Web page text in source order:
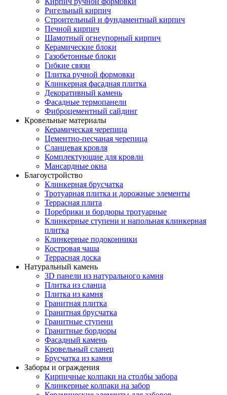
Ригельный кирпич
Строительный и фундаментный кирпич
Печной кирпич
Шамотный огнеупорный кирпич
Керамические блоки
Газобетонные блоки
Гибкие связи
Плитка ручной формовки
Клинкерная фасадная плитка
Декоративный камень
Фасадные термопанели
Фиброцементный сайдинг
Кровельные материалы
Керамическая черепица
Цементно-песчаная черепица
Сланцевая кровля
Комплектующие для кровли
Мансардные окна
Благоустройство
Клинкерная брусчатка
Тротуарная плитка и дорожные элементы
Террасная плита
Поребрики и бордюры тротуарные
Клинкерные ступени и напольная клинкерная
плитка
Клинкерные подоконники
Костровая чаша
Террасная доска
Натуральный камень
3D панели из натурального камня
Плитка из сланца
Плитка из камня
Гранитная плитка
Гранитная брусчатка
Гранитные ступени
Гранитные бордюры
Фасадный камень
Кровельный сланец
Брусчатка из камня
Заборы и ограждения
Кирпичные колпаки на столбы забора
Клинкерные колпаки на забор